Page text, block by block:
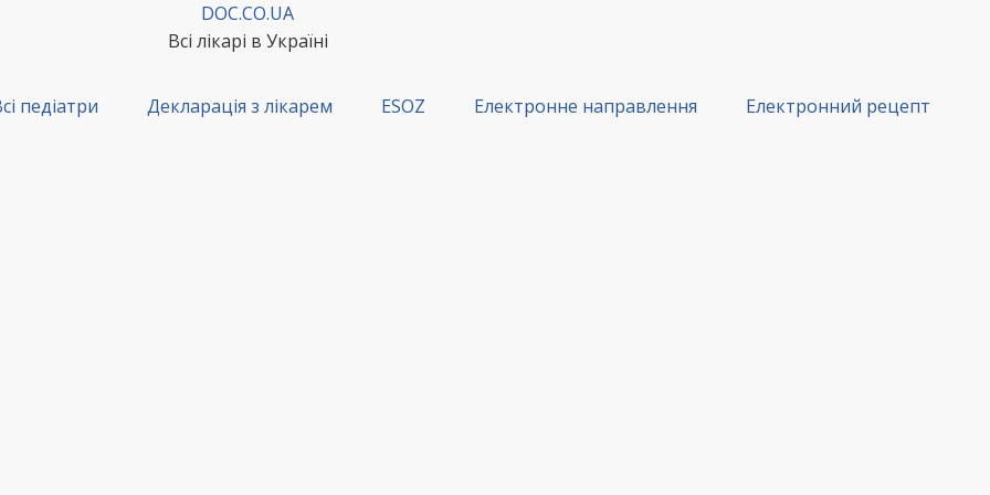
DOC.CO.UA
Всі лікарі в Україні
педіатри Декларація з лікарем ESOZ Електронне направлення Електронний рецепт